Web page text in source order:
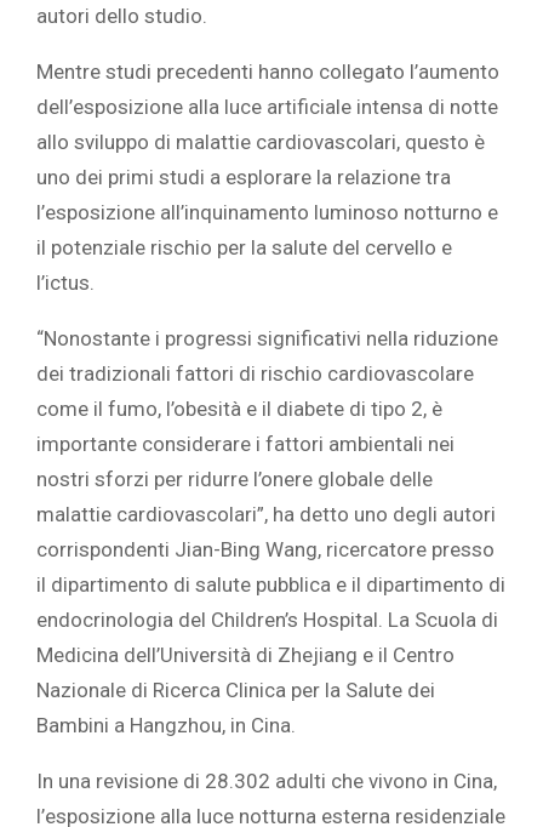
autori dello studio.
Mentre studi precedenti hanno collegato l’aumento
dell’esposizione alla luce artificiale intensa di notte
allo sviluppo di malattie cardiovascolari, questo è
uno dei primi studi a esplorare la relazione tra
l’esposizione all’inquinamento luminoso notturno e
il potenziale rischio per la salute del cervello e
l’ictus.
“Nonostante i progressi significativi nella riduzione
dei tradizionali fattori di rischio cardiovascolare
come il fumo, l’obesità e il diabete di tipo 2, è
importante considerare i fattori ambientali nei
nostri sforzi per ridurre l’onere globale delle
malattie cardiovascolari”, ha detto uno degli autori
corrispondenti Jian-Bing Wang, ricercatore presso
il dipartimento di salute pubblica e il dipartimento di
endocrinologia del Children’s Hospital. La Scuola di
Medicina dell’Università di Zhejiang e il Centro
Nazionale di Ricerca Clinica per la Salute dei
Bambini a Hangzhou, in Cina.
In una revisione di 28.302 adulti che vivono in Cina,
l’esposizione alla luce notturna esterna residenziale